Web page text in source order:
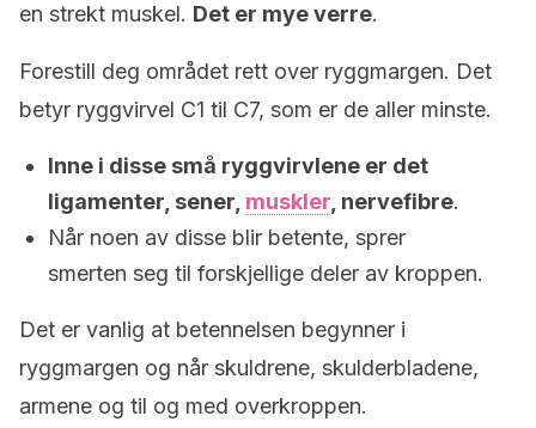
en strekt muskel. Det er mye verre.
Forestill deg området rett over ryggmargen. Det
betyr ryggvirvel C1 til C7, som er de aller minste.
Inne i disse små ryggvirvlene er det
ligamenter, sener, muskler , nervefibre.
Når noen av disse blir betente, sprer
smerten seg til forskjellige deler av kroppen.
Det er vanlig at betennelsen begynner i
ryggmargen og når skuldrene, skulderbladene,
armene og til og med overkroppen.